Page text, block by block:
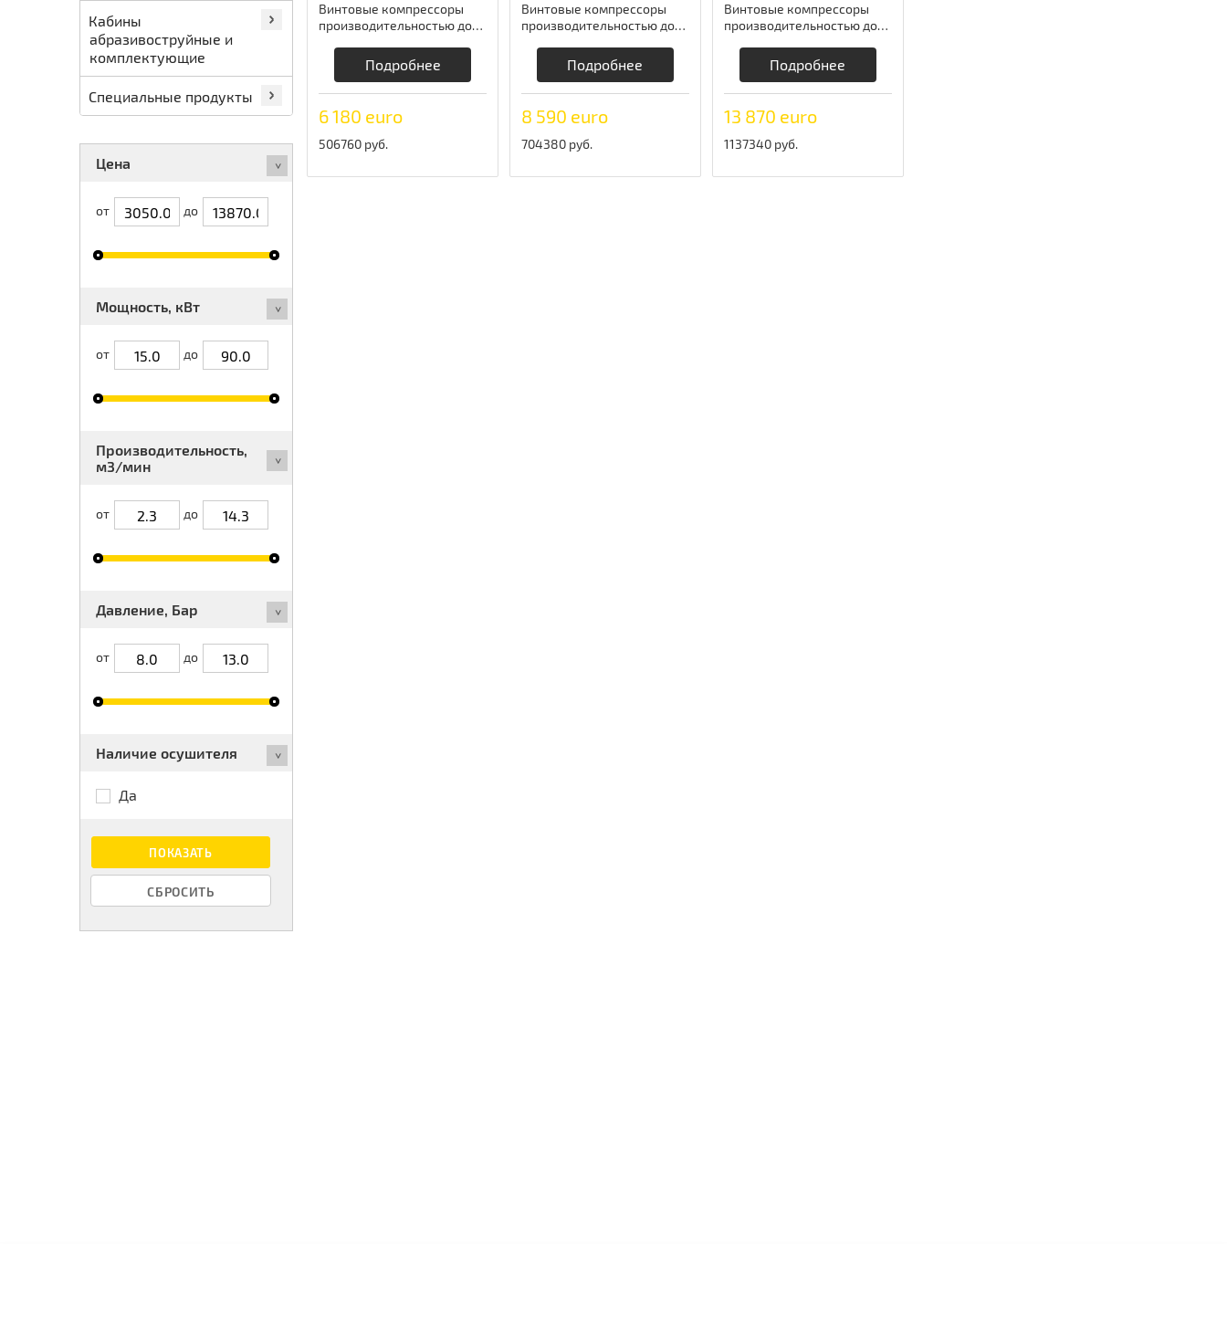
Кабины
абразивоструйные и
комплектующие
Специальные продукты
Цена
от до
Мощность, кВт
от до
Производительность,
м3/мин
от до
Давление, Бар
от до
Наличие осушителя
Да
ПОКАЗАТЬ
Винтовые компрессоры
производительностью до
Подробнее
6 180 euro
506760 руб.
Винтовые компрессоры
производительностью до
Подробнее
8 590 euro
704380 руб.
Винтовые компрессоры
производительностью до
Подробнее
13 870 euro
1137340 руб.